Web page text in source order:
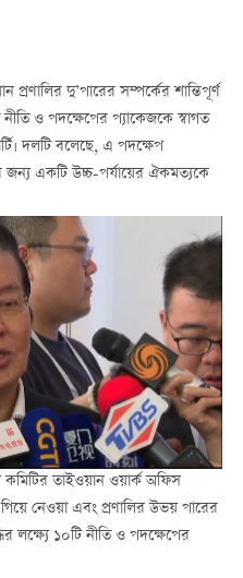
দু’পারের সম্পর্কের শান্তিপূর্ণ
ও পদক্ষেপের প্যাকেজকে স্বাগত
দলটি বলেছে, এ পদক্ষেপ
জন্য একটি উচ্চ-পর্যায়ের ঐকমত্যকে
কমিটির তাইওয়ান ওয়ার্ক অফিস
নেওয়া এবং প্রণালির উভয় পারের
লক্ষ্যে ১০টি নীতি ও পদক্ষেপের